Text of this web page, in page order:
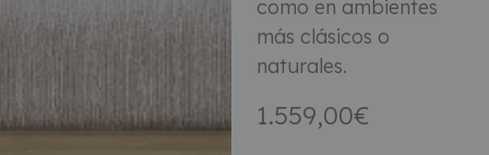
como en ambientes
más clásicos o
naturales.
1.559,00€